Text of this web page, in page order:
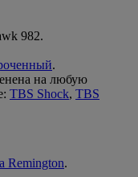
982.
.
на любую
TBS Shock, TBS
Remington.